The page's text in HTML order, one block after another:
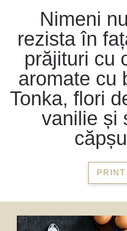
Nimeni
rezista în
prăjituri cu
aromate cu
Tonka, flori
vanilie și
PRINT